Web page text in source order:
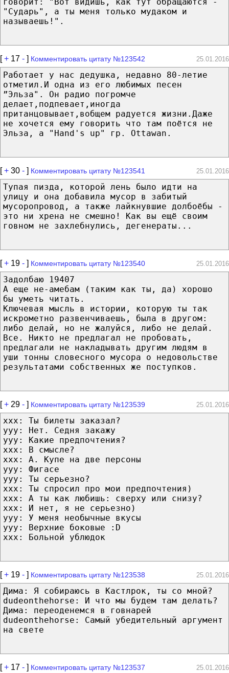
"Сударь", а ты меня только мудаком и
называешь!".
[+ 17 - ] Комментировать цитату №123542 25.01.2016
Работает у нас дедушка, недавно 80-летие
отметил.И одна из его любимых песен
”Эльза". Он радио погромче
делает,подпевает,иногда
пританцовывает,вобщем радуется жизни.Даже
не хочется ему говорить что там поётся не
Эльза, а "Hand's up" гр. Ottawan.
[+ 30 - ] Комментировать цитату №123541 25.01.2016
Тупая пизда, которой лень было идти на
улицу и она добавила мусор в забитый
мусоропровод, а также лайкнувшие долбоёбы -
это ни хрена не смешно! Как вы ещё своим
говном не захлебнулись, дегенераты...
[+ 19 - ] Комментировать цитату №123540 25.01.2016
Задолбаю 19407
А еще не-амебам (таким как ты, да) хорошо
бы уметь читать.
Ключевая мысль в истории, которую ты так
искрометно развенчиваешь, была в другом:
либо делай, но не жалуйся, либо не делай.
Все. Никто не предлагал не пробовать,
предлагали не накладывать другим людям в
уши тонны словесного мусора о недовольстве
результатами собственных же поступков.
[+ 29 - ] Комментировать цитату №123539 25.01.2016
xxx: Ты билеты заказал?
yyy: Нет. Седня закажу
yyy: Какие предпочтения?
xxx: В смысле?
xxx: А. Купе на две персоны
yyy: Фигасе
yyy: Ты серьезно?
xxx: Ты спросил про мои предпочтения)
xxx: А ты как любишь: сверху или снизу?
xxx: И нет, я не серьезно)
yyy: У меня необычные вкусы
yyy: Верхние боковые :D
xxx: Больной ублюдок
[+ 19 - ] Комментировать цитату №123538 25.01.2016
Дима: Я собираюсь в Кастлрок, ты со мной?
dudeonthehorse: И что мы будем там делать?
Дима: переоденемся в говнарей
dudeonthehorse: Самый убедительный аргумент
на свете
[+ 17 - ] Комментировать цитату №123537 25.01.2016